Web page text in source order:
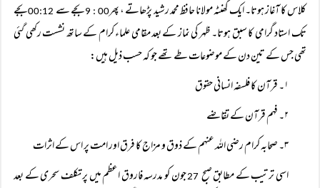
کلاس کا آغاز ہوتا۔ ایک گھنٹہ مولانا حافظ محمد رشید پڑھاتے ، پھر00 : 9 بجے سے
بجے
تک استاد گرامی کا سبق ہوتا۔ ظہر کی نماز کے بعد مقامی علماء کرام کے ساتھ نشست رکھی گئی
تھی جس کے تین دن کے موضوعات طے تھے جو کہ حسب ذیل ہیں:
۱۔ قرآن کا فلسفہ انسانی حقوق
۲۔ فہم قرآن کے تقاضے
۳۔ صحابہ کرام رضی اللہ عنہم کے ذوق و مزاج کا فرق اور امت پر اس کے اثرات
اسی ترتیب کے مطابق صبح
جون کو مدرسہ فاروق اعظم میں پر تکلف سحری کے بعد